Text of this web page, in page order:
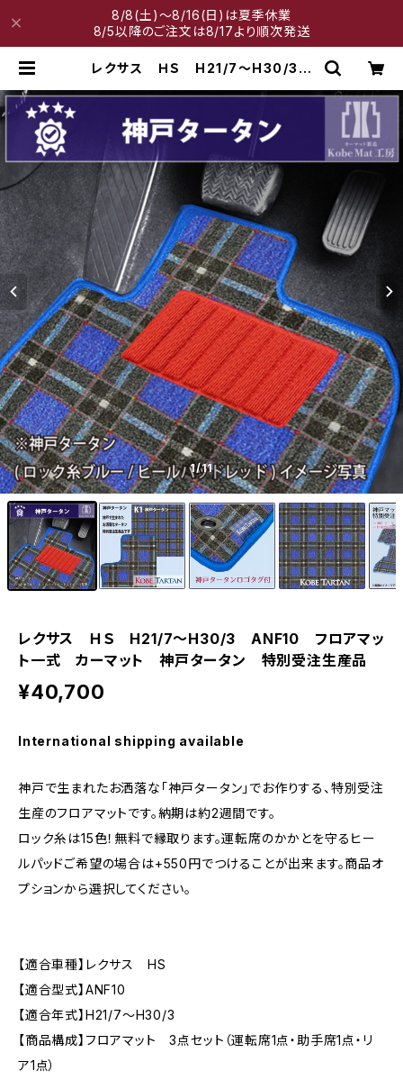
8/8(土)～8/16(日)は夏季休業
8/5以降のご注文は8/17より順次発送
レクサス ＨＳ H21/7〜H30/3
ット 神戸タータン 特別受注生産
1/11
レクサス ＨＳ H21/7〜H30/3 ANF10 フロアマッ
ト一式 カーマット 神戸タータン 特別受注生産品
¥40,700
International shipping available
神戸で生まれたお洒落な「神戸タータン」でお作りする、特別受注
生産のフロアマットです。納期は約2週間です。
ロック糸は15色！無料で縁取ります。運転席のかかとを守るヒー
ルパッドご希望の場合は+550円でつけることが出来ます。商品オ
プションから選択してください。
【適合車種】レクサス HS
【適合型式】ANF10
【適合年式】H21/7〜H30/3
【商品構成】フロアマット 3点セット（運転席1点・助手席1点・リ
ア1点）